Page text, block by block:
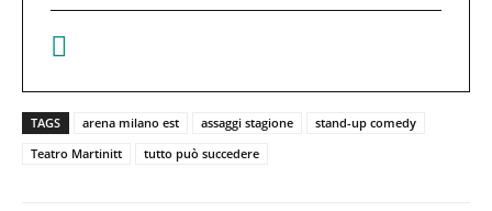
TAGS arena milano est assaggi stagione
stand-up comedy
Teatro Martinitt
tutto può succedere